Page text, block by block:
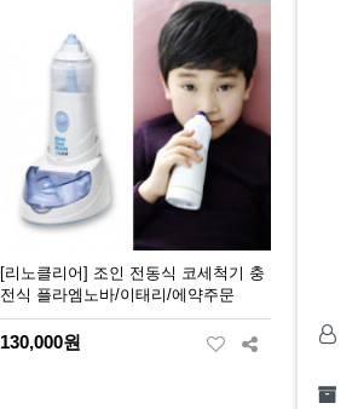
[리노클리어] 조인 전동식 코세척기 충
전식 플라엠노바/이태리/에약주문
130,000원